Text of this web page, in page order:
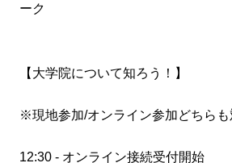
ーク
【大学院について知ろう！】
※現地参加/オンライン参加どちらも
12:30 - オンライン接続受付開始